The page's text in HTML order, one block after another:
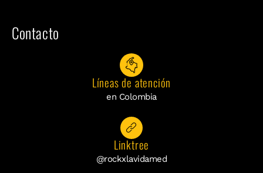
Contacto
Líneas de atención
en Colombia
Linktree
@rockxlavidamed